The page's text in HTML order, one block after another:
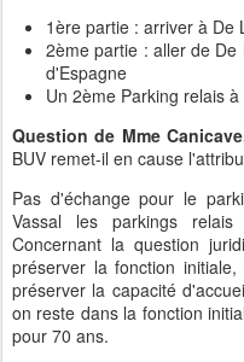
1ère partie : arriver à De
2ème partie : aller de
d'Espagne
Un 2ème Parking relais
Question de Mme
BUV remet-il en cause
Pas d'échange pour le
Vassal les parkings
Concernant la question
préserver la fonction
préserver la capacité
on reste dans la fonction
pour 70 ans.